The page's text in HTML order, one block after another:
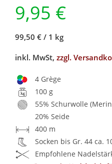
9,95 €
99,50 € / 1 kg
inkl. MwSt,zzgl.
4 Grège
100 g
55% Schurwolle
20% Seide
400 m
Socken bis Gr. 44 ca.
Empfohlene